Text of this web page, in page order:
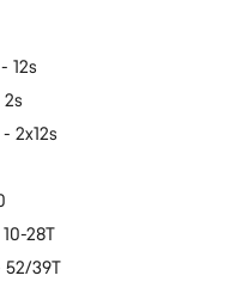
12s
2s
2x12s
28T
52/39T